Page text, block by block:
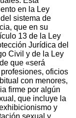
en la Ley
sistema de
que en su
13 de la Ley
Jurídica del
Civil y de la Ley
que «será
oficios
con menores,
firme por algún
que incluye la
y
sexual y